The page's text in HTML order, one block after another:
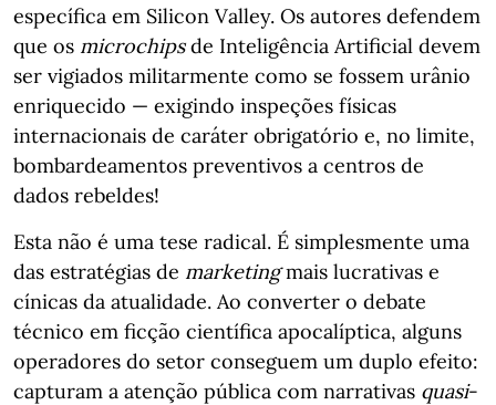
específica em Silicon Valley. Os autores defendem
que os microchipsde Inteligência Artificial devem
ser vigiados militarmente como se fossem urânio
enriquecido — exigindo inspeções físicas
internacionais de caráter obrigatório e, no limite,
bombardeamentos preventivos a centros de
dados rebeldes!
Esta não é uma tese radical. É simplesmente uma
das estratégias de marketingmais lucrativas e
cínicas da atualidade. Ao converter o debate
técnico em ficção científica apocalíptica, alguns
operadores do setor conseguem um duplo efeito:
capturam a atenção pública com narrativas quasi-